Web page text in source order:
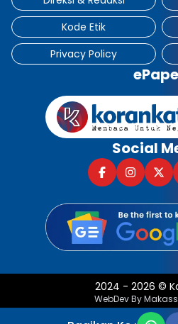
Kode Etik
Privacy Policy
Social
2024 - 2026 ©
WebDev By